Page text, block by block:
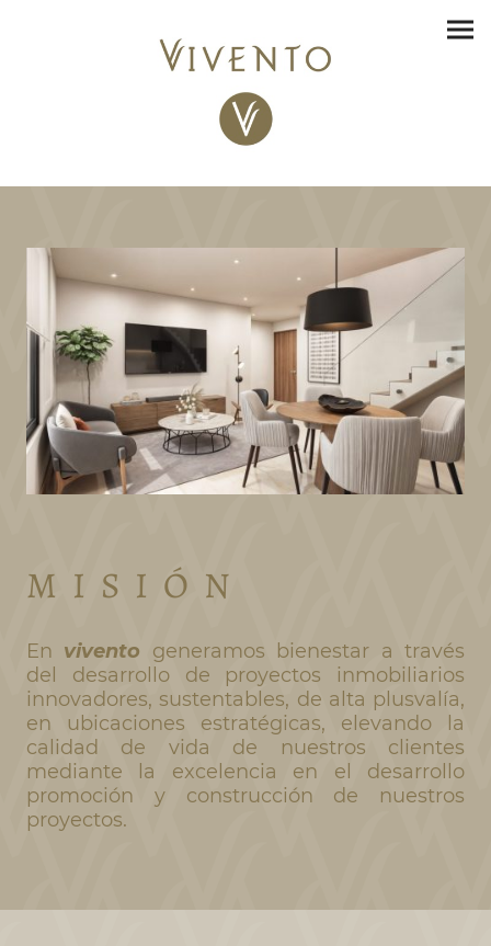
M I S I Ó N
En vivento generamos bienestar a través
del desarrollo de proyectos inmobiliarios
innovadores, sustentables, de alta plusvalía,
en ubicaciones estratégicas, elevando la
calidad de vida de nuestros clientes
mediante la excelencia en el desarrollo
promoción y construcción de nuestros
proyectos.